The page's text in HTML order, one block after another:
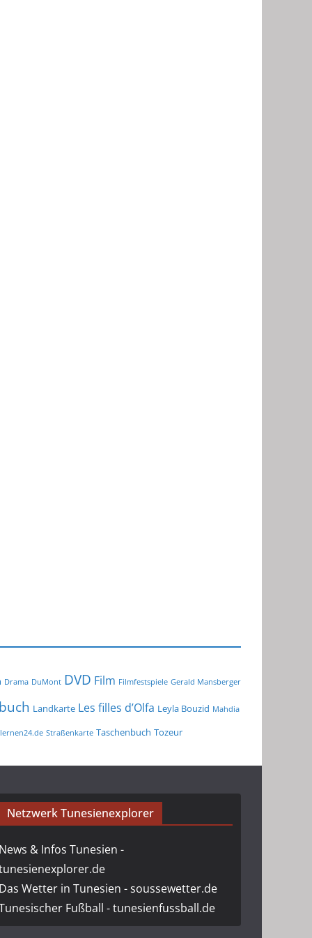
Drama DuMont DVD Film Filmfestspiele Gerald Mansberger
Landkarte Les filles d’Olfa Leyla Bouzid Mahdia
Straßenkarte Taschenbuch Tozeur
Netzwerk Tunesienexplorer
News & Infos Tunesien -
Das Wetter in Tunesien - soussewetter.de
Fußball - tunesienfussball.de